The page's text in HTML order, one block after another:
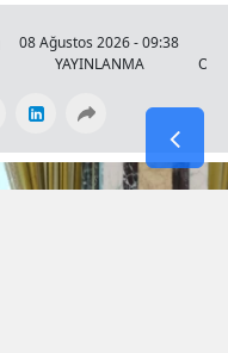
08 Ağustos 2026 - 09:38
YAYINLANMA